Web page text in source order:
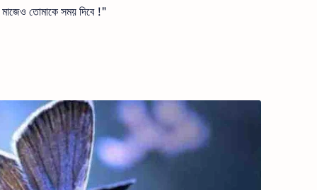
মাজেও তোমাকে সময় দিবে !"